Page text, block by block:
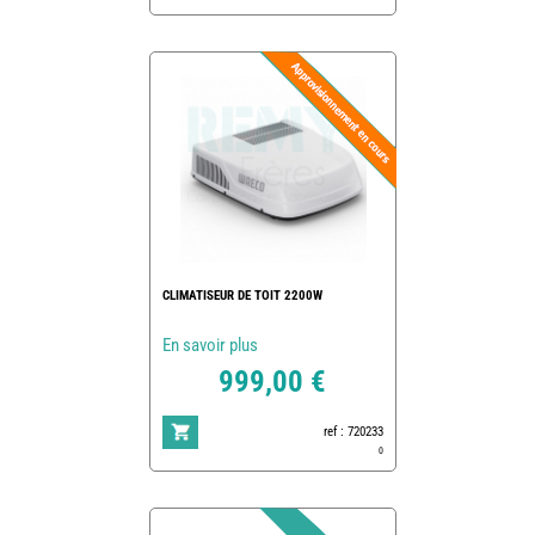
CLIMATISEUR DE TOIT 2200W
En savoir plus
999,00 €
ref : 720233
0